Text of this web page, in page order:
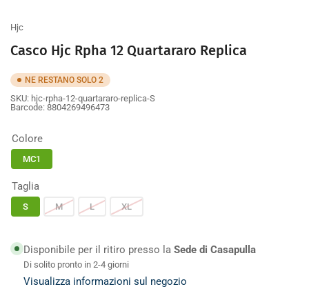
Hjc
Casco Hjc Rpha 12 Quartararo Replica
NE RESTANO SOLO 2
SKU: hjc-rpha-12-quartararo-replica-S
Barcode: 8804269496473
Colore
MC1
Taglia
S M L XL
Disponibile per il ritiro presso la Sede di Casapulla
Di solito pronto in 2-4 giorni
Visualizza informazioni sul negozio